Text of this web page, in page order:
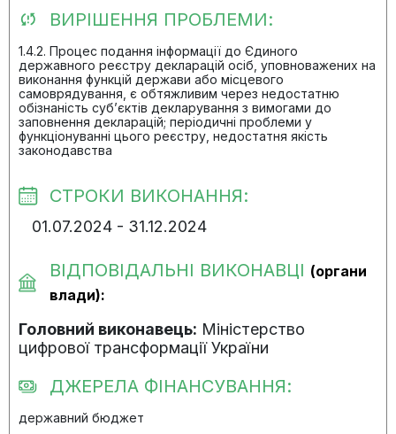
ВИРІШЕННЯ ПРОБЛЕМИ:
1.4.2. Процес подання інформації до Єдиного
державного реєстру декларацій осіб, уповноважених на
виконання функцій держави або місцевого
самоврядування, є обтяжливим через недостатню
обізнаність суб’єктів декларування з вимогами до
заповнення декларацій; періодичні проблеми у
функціонуванні цього реєстру, недостатня якість
законодавства
СТРОКИ ВИКОНАННЯ:
01.07.2024 - 31.12.2024
ВІДПОВІДАЛЬНІ ВИКОНАВЦІ (органи
влади):
Головний виконавець: Міністерство
цифрової трансформації України
ДЖЕРЕЛА ФІНАНСУВАННЯ:
державний бюджет